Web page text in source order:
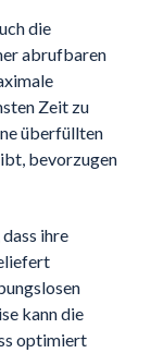
die
abrufbaren
Zeit zu
überfüllten
bevorzugen
ihre
kann die
optimiert